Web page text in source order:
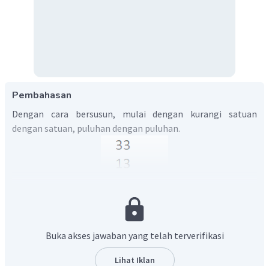
Pembahasan
Dengan cara bersusun, mulai dengan kurangi satuan
dengan satuan, puluhan dengan puluhan.
Buka akses jawaban yang telah terverifikasi
Lihat Iklan